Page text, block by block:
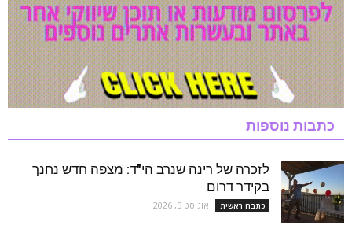
כתבות נוספות
לזכרה של רינה שנרב הי"ד: מצפה חדש נחנך
בקידר דרום
כתבה ראשית אוגוסט 5, 2026